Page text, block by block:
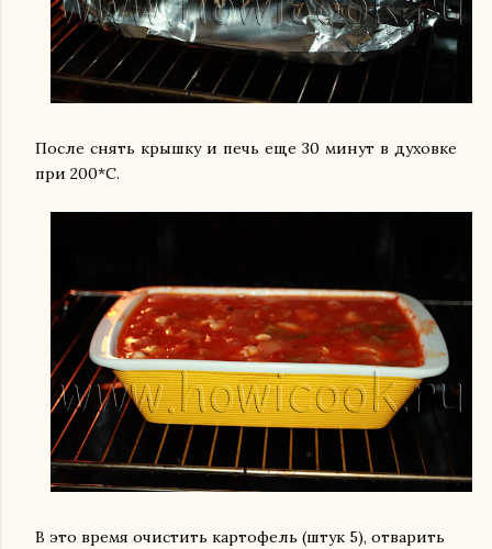
После снять крышку и печь еще 30 минут в духовке
при 200*С.
В это время очистить картофель (штук 5), отварить